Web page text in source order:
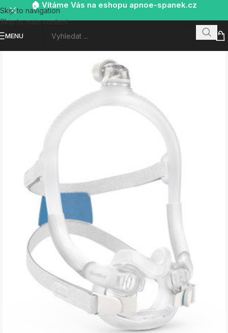
Skip to navigation
Skip to main content
🏠 Vítáme Vás na eshopu apnoe-spanek.cz
MENU